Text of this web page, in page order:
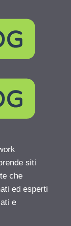
siti
che
ed esperti
e